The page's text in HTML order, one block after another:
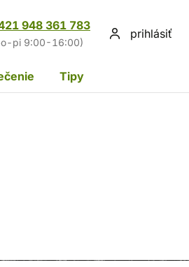
948 361 783
pi 9:00-16:00)
prihlásiť
Tipy